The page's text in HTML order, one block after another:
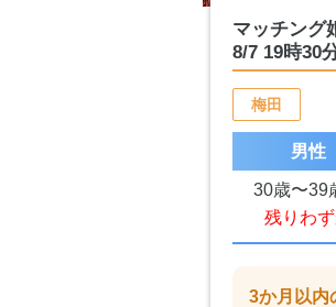
マッチング
8/7 19時30
梅田
男性
30歳〜39
残りわ
3か月以内